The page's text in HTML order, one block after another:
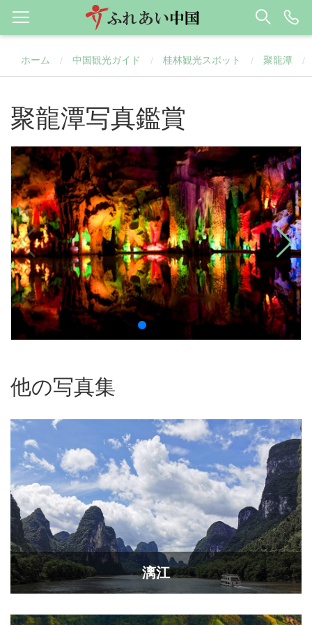
ホーム / 中国観光ガイド / 桂林観光スポット / 聚龍潭 /
聚龍潭写真鑑賞
他の写真集
漓江